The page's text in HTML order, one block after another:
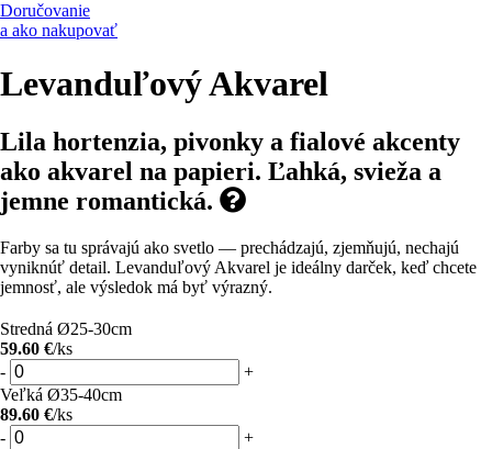
Doručovanie
a ako nakupovať
Levanduľový Akvarel
Lila hortenzia, pivonky a fialové akcenty
ako akvarel na papieri. Ľahká, svieža a
jemne romantická.
Farby sa tu správajú ako svetlo — prechádzajú, zjemňujú, nechajú
vyniknúť detail. Levanduľový Akvarel je ideálny darček, keď chcete
jemnosť, ale výsledok má byť výrazný.
Stredná Ø25-30cm
59.60 €/ks
-
+
Veľká Ø35-40cm
89.60 €/ks
-
+